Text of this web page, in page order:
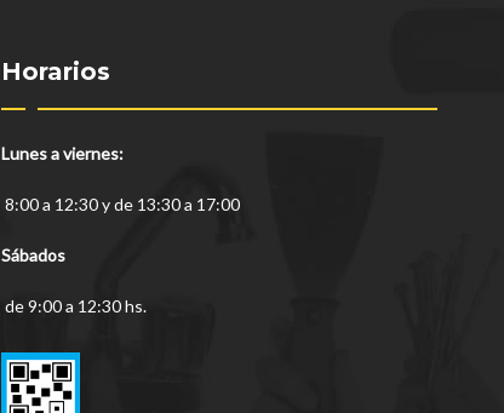
Horarios
Lunes a viernes:
8:00 a 12:30 y de 13:30 a 17:00
Sábados
de 9:00 a 12:30 hs.